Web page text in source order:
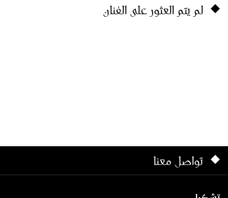
لم يتم العثور على الفنان
تواصل معنا